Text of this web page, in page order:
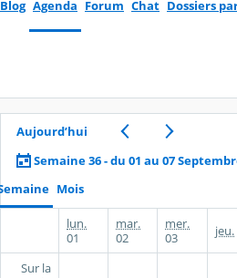
Blog Agenda Forum Chat Dossiers
Aujourd’hui
Semaine 36 - du 01 au 07
Mois
lun.
01
mar.
02
mer.
03
jeu.
Sur la